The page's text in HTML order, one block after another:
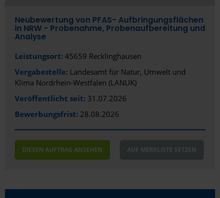
Neubewertung von PFAS- Aufbringungsflächen
in NRW - Probenahme, Probenaufbereitung und
Analyse
Leistungsort: 45659 Recklinghausen
Vergabestelle: Landesamt für Natur, Umwelt und
Klima Nordrhein-Westfalen (LANUK)
Veröffentlicht seit: 31.07.2026
Bewerbungsfrist: 28.08.2026
DIESEN AUFTRAG ANSEHEN AUF MERKLISTE SETZEN